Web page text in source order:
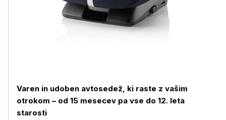
Varen in udoben avtosedež, ki raste z vašim
otrokom – od 15 mesecev pa vse do 12. leta
starosti